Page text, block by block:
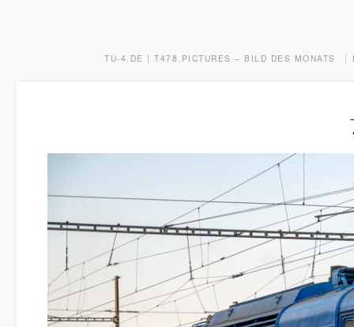
TU-4.DE | T478.PICTURES – BILD DES MONATS